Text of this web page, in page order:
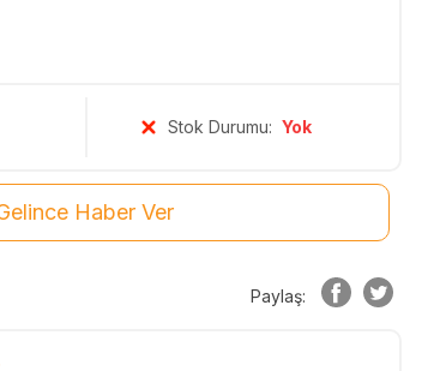
Stok Durumu: Yok
Haber Ver
Paylaş: